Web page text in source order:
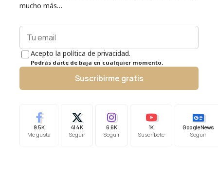
mucho más…
Acepto la política de privacidad.
Podrás darte de baja en cualquier momento.
Suscribirme gratis
9.5K
Me gusta
41.4K
Seguir
6.6K
Seguir
1K
Suscríbete
Google News
Seguir